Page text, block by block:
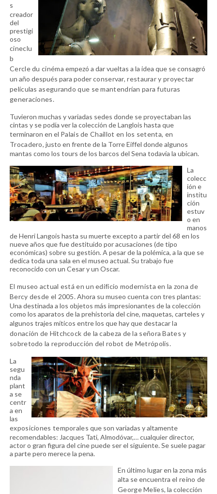
s
creador
del
prestigi
oso
cineclu
b
Cercle du cinémaempezó a dar vueltas a la idea que se consagró
un año después para poderconservar, restaurar y proyectar
películas asegurando que se mantendrían para futuras
generaciones.
Tuvieron muchas y variadas sedes donde se proyectaban las
cintas y se podía ver la colección de Langlois hasta que
terminaron en el Palais de Chaillot en los setenta, en
Trocadero, justo en frente de la Torre Eiffel donde algunos
mantas como los tours de los barcos del Sena todavía la ubican.
La
colecc
ión e
institu
ción
estuv
o en
manos
de Henri Langois hasta su muerte excepto a partir del 68 en los
nueve años que fue destituido por acusaciones (de tipo
económicas) sobre su gestión. A pesar de la polémica, a la que se
dedica toda una sala en el museo actual. Su trabajo fue
reconocido con un Cesar y un Oscar.
El museo actual está en un edificio modernista en la zona de
Bercy desde el 2005.Ahora su museo cuenta con tres plantas:
Una destinada a los objetos más impresionantes de la colección
como los aparatos de la prehistoria del cine, maquetas, carteles y
algunos trajes míticos entre los que hay que destacarla
donación de Hitchcock de la cabeza de la señora Bates y
sobretodo la reproducción del robot de Metrópolis.
La
segu
nda
plant
a se
centr
a en
las
exposiciones temporalesque son variadas y altamente
recomendables: Jacques Tati, Almodóvar,… cualquier director,
actor o gran figura del cine puede ser el siguiente. Se suele pagar
a parte pero merece la pena.
En último lugar en la zona más
alta se encuentra el reino de
George Melies, la colección